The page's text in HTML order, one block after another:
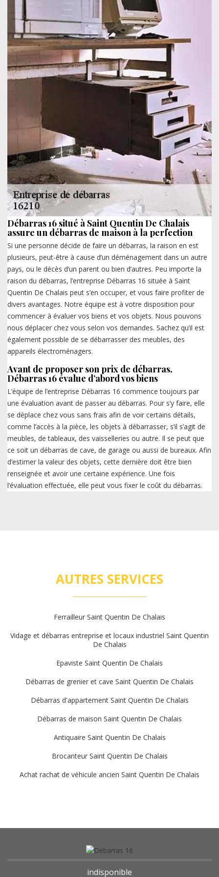
Débarras 16 situé à Saint Quentin De Chalais
assure un débarras de maison à la perfection
Si une personne décide de faire un débarras, la raison en est
plusieurs, peut-être à cause d’un déménagement dans un autre
pays, ou le décès d’un parent ou bien d’autres. Peu importe la
raison du débarras, l’entreprise Débarras 16 située à Saint
Quentin De Chalais peut s’en occuper, et vous faire profiter de
divers avantages. Notre équipe est à votre disposition pour
commencer à évaluer vos biens et vos objets. Nous pouvons
nous déplacer chez vous selon vos demandes. Sachez qu’il est
également possible de se débarrasser des meubles, des
appareils électroménagers.
Avant de proposer son prix de débarras,
Débarras 16 évalue d’abord vos biens
L’équipe de l’entreprise Débarras 16 commence toujours par
une évaluation avant de passer au débarras. Pour s’y faire, elle
se déplace chez vous sans frais afin de voir certains détails,
comme l’accès à la pièce, les objets à débarrasser, s’il s’agit de
meubles, de tableaux, des vaisselleries ou autre. Il se peut que
ce soit un débarras de cave, de garage ou aussi de bureaux. Afin
d’estimer la valeur des objets, cette dernière doit être bien
renseignée et avoir une certaine expérience. Une fois
l’évaluation effectuée, elle peut vous fixer le coût du débarras.
AUTRES SERVICES
Ferrailleur Saint Quentin De Chalais
Vidage et débarras entreprise et locaux industriel Saint Quentin
De Chalais
Epaviste Saint Quentin De Chalais
Débarras de grenier et cave Saint Quentin De Chalais
Débarras d'appartement Saint Quentin De Chalais
Débarras de maison Saint Quentin De Chalais
Antiquaire Saint Quentin De Chalais
Brocanteur Saint Quentin De Chalais
Achat rachat de véhicule ancien Saint Quentin De Chalais
indisponible